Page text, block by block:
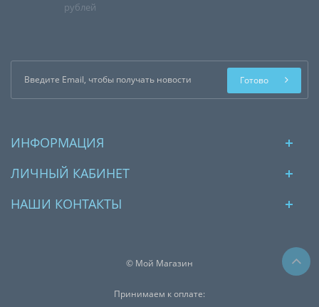
рублей
Готово
ИНФОРМАЦИЯ
ЛИЧНЫЙ КАБИНЕТ
НАШИ КОНТАКТЫ
© Мой Магазин
Принимаем к оплате: